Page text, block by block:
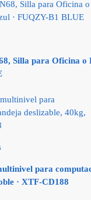
Silla para Oficina o
para
· XTF-CD188